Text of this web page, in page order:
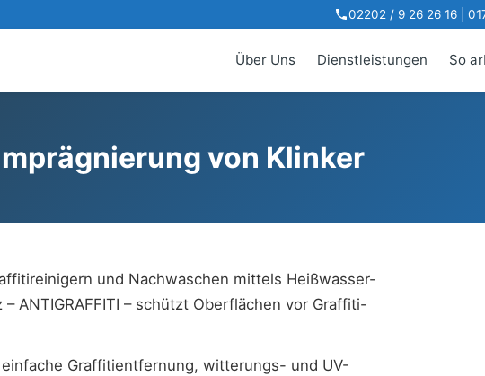
02202 / 9 26 26 16 |
Über Uns Dienstleistungen So
von Klinker
und Nachwaschen mittels Heißwasser-
ANTIGRAFFITI – schützt Oberflächen vor Graffiti-
Graffitientfernung, witterungs- und UV-